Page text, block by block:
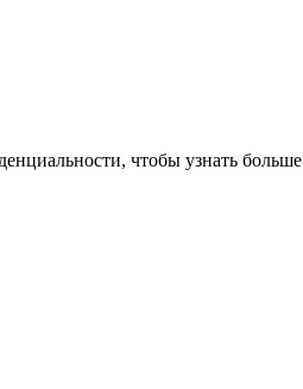
чтобы узнать больше